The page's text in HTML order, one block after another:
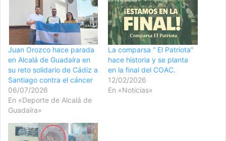
Juan Orozco hace parada
en Alcalá de Guadaíra en
su reto solidario de Cádiz a
Santiago contra el cáncer
06/07/2026
En «Deporte de Alcalá de
Guadaíra»
La comparsa “ El Patriota”
hace historia y se planta
en la final del COAC.
12/02/2026
En «Noticias»